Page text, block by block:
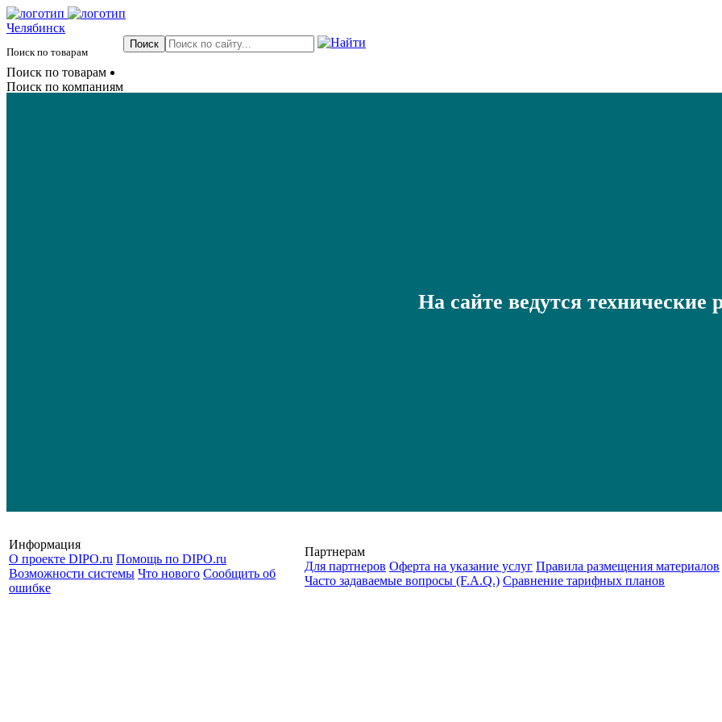
Челябинск
Поиск по товарам
Поиск по товарам
Поиск по компаниям
На сайте ведутся технические
Информация
О проекте DIPO.ru Помощь по DIPO.ru
Возможности системы Что нового Сообщить об
ошибке
Партнерам
Для партнеров Оферта на указание услуг Правила размещения материалов
Часто задаваемые вопросы (F.A.Q.) Cравнение тарифных планов